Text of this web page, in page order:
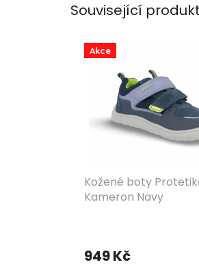
Související
Akce
Kožené boty
Kameron Navy
949 Kč